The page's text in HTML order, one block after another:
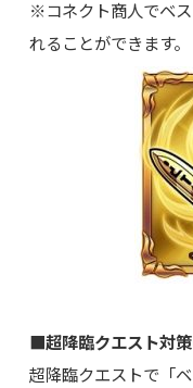
※コネクト商人でベ
れることができます。
■超降臨クエスト対
超降臨クエストで「